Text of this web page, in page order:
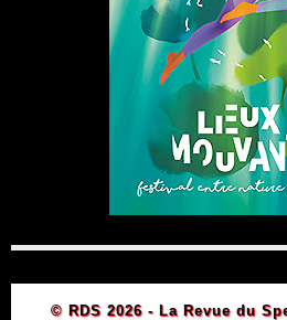
© RDS 2026 - La Revue du